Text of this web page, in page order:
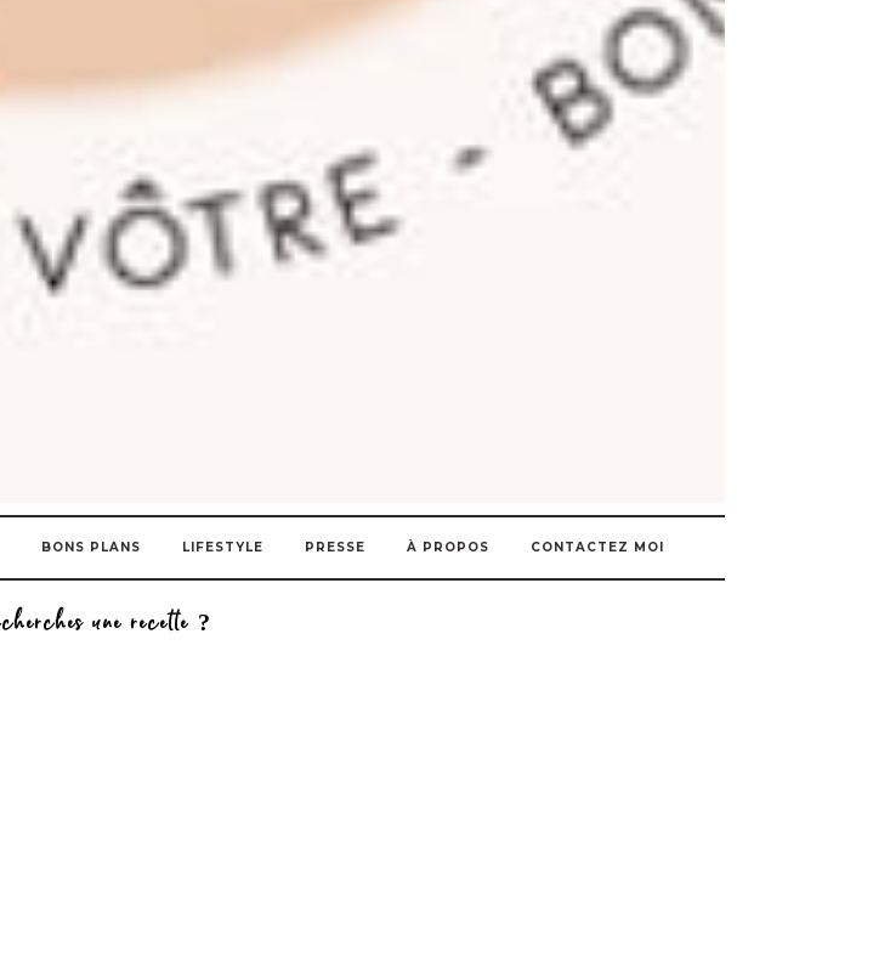
BONS PLANS LIFESTYLE PRESSE À PROPOS CONTACTEZ MOI